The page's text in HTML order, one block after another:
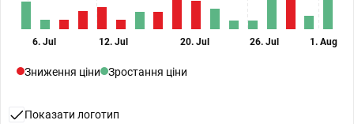
6. Jul 12. Jul 20. Jul 26. Jul 1. Aug
Зниження ціни Зростання ціни
Показати логотип